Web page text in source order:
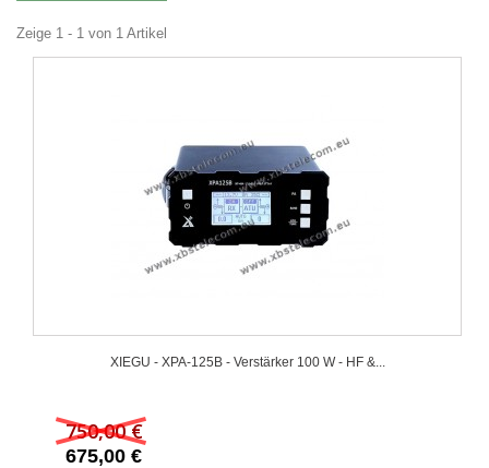
Zeige 1 - 1 von 1 Artikel
XIEGU - XPA-125B - Verstärker 100 W - HF &...
750,00 €
675,00 €